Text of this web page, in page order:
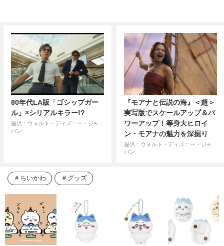
80年代LA版「ゴシップガー
ル」×シリアルキラー!?
提供：ウォルト・ディズニー・ジャ
パン
『モアナと伝説の海』＜超＞
実写版でスケールアップ＆パ
ワーアップ！等身大ヒロイ
ン・モアナの魅力を深掘り
提供：ウォルト・ディズニー・ジャ
パン
ちいかわ グッズ